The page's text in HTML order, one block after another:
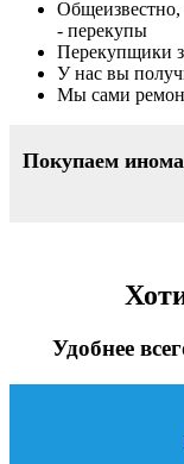
Общеизвестно,
- перекупы
Перекупщики
У нас вы
Мы сами
Покупаем
Удобнее